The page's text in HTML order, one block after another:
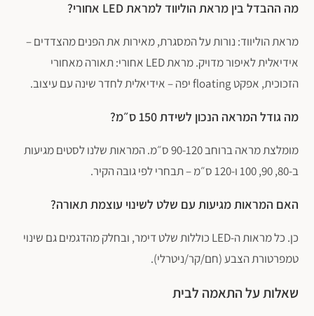
מה ההבדל בין מראת הוליווד למראת LED אחורי?
מראת הוליווד: נורות על המסגרת, מאירות את הפנים מהצדדים –
אידיאלית לאיפור מדויק. מראת LED אחורי: תאורה מאחורי
הזכוכית, אפקט floating יפה – אידיאלית לחדר שינה עם עיצוב.
מה גודל המראה הנכון לשידת 150 ס״מ?
מומלצת מראה ברוחב 90-120 ס״מ. המראות שלנו לסטים מגיעות
ב-80, 90, 100 ו-120 ס״מ – תבחרי לפי גובה הקיר.
האם המראות מגיעות עם שלט לשינוי עוצמת תאורה?
כן. כל מראות ה-LED כוללות שלט דימר, ובחלק מהדגמים גם שינוי
טמפרטורת הצבע (חם/קר/ניטרלי).
שאלות על התאמה לבית